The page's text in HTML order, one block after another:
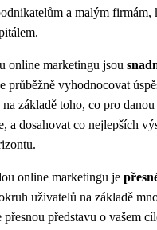
a malým firmám,
online marketingu jsou
průběžně vyhodnocovat
základě toho, co pro
a dosahovat co nejlepších
online marketingu je
uživatelů na základě
přesnou představu o vašem